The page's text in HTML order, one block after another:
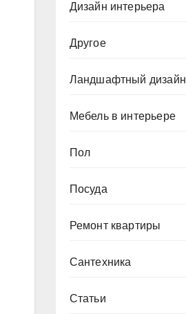
Дизайн интерьера
Другое
Ландшафтный дизайн
Мебель в интерьере
Пол
Посуда
Ремонт квартиры
Сантехника
Статьи